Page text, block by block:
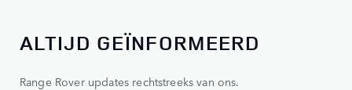
ALTIJD GEÏNFORMEERD
Range Rover updates rechtstreeks van ons.